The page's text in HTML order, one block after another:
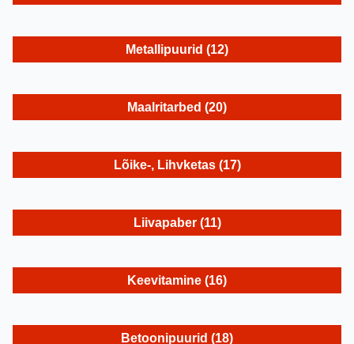
Metallipuurid (12)
Maalritarbed (20)
Lõike-, Lihvketas (17)
Liivapaber (11)
Keevitamine (16)
Betoonipuurid (18)